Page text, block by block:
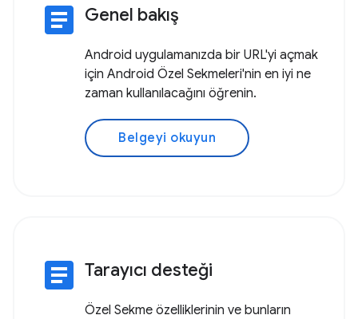
article Genel bakış
Android uygulamanızda bir URL'yi açmak
için Android Özel Sekmeleri'nin en iyi ne
zaman kullanılacağını öğrenin.
Belgeyi okuyun
article Tarayıcı desteği
Özel Sekme özelliklerinin ve bunların